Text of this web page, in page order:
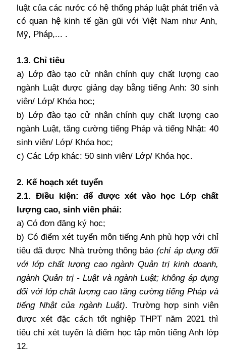
luật của các nước có hệ thống pháp luật phát triển và
có quan hệ kinh tế gần gũi với Việt Nam như Anh,
Mỹ, Pháp,... .
1.3. Chỉ tiêu
a) Lớp đào tạo cử nhân chính quy chất lượng cao
ngành Luật được giảng dạy bằng tiếng Anh: 30 sinh
viên/ Lớp/ Khóa học;
b) Lớp đào tạo cử nhân chính quy chất lượng cao
ngành Luật, tăng cường tiếng Pháp và tiếng Nhật: 40
sinh viên/ Lớp/ Khóa học;
c) Các Lớp khác: 50 sinh viên/ Lớp/ Khóa học.
2. Kế hoạch xét tuyển
2.1. Điều kiện: để được xét vào học Lớp chất
lượng cao, sinh viên phải:
a) Có đơn đăng ký học;
b) Có điểm xét tuyển môn tiếng Anh phù hợp với chỉ
tiêu đã được Nhà trường thông báo(chỉ áp dụng đối
với lớp chất lượng cao ngành Quản trị kinh doanh,
ngành Quản trị - Luật và ngành Luật; không áp dụng
đối với lớp chất lượng cao tăng cường tiếng Pháp và
tiếng Nhật của ngành Luật). Trường hợp sinh viên
được xét đặc cách tốt nghiệp THPT năm 2021 thì
tiêu chí xét tuyển là điểm học tập môn tiếng Anh lớp
12.